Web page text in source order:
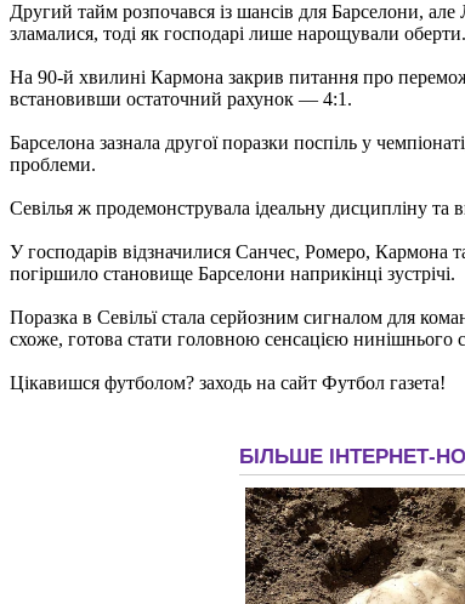
Другий тайм розпочався із шансів для Барселони,
зламалися, тоді як господарі лише нарощували оберти.
На 90-й хвилині Кармона закрив питання про
встановивши остаточний рахунок — 4:1.
Барселона зазнала другої поразки поспіль у
проблеми.
Севілья ж продемонструвала ідеальну дисципліну та
У господарів відзначилися Санчес, Ромеро,
погіршило становище Барселони наприкінці зустрічі.
Поразка в Севільї стала серйозним сигналом для
схоже, готова стати головною сенсацією нинішнього
Цікавишся футболом? заходь на сайт Футбол газета!